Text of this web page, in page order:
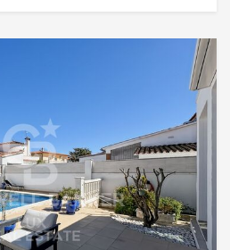
Navigation ist ein privater
großer Fenster mit einer offenen
sowie mit Warmwasser
ausgestattet. Das
einem Außenparkplatz,
Hochgeschwindigkeits-
Internetverbindung ausgestattet. #ref:CBLX021023